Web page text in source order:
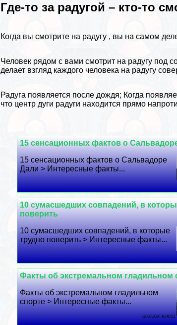
Где-то за радугой – кто-то
Когда вы смотрите на радугу , вы на самом
Человек рядом с вами смотрит на радугу под
делает взгляд каждого человека на радугу
Радуга появляется после дождя; Когда
что центр дуги радуги находится прямо
15 сенсационных фактов о
15 сенсационных фактов о Сальвадоре
Дали > Интересные факты...
10 cyмacшедших совпадений, в
поверить
10 cyмacшедших совпадений, в которые
трудно поверить > Интересные факты...
Факты об экстремальном гладильном
Факты об экстремальном гладильном
спорте > Интересные факты...
02 08 2026 10:40:51